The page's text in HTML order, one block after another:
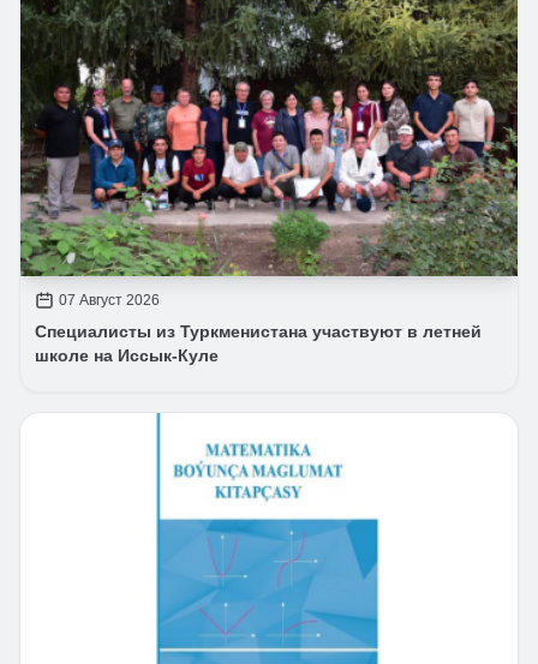
07 Август 2026
Специалисты из Туркменистана участвуют в летней
школе на Иссык-Куле